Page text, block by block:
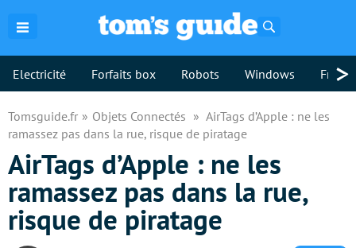
Electricité Forfaits box Robots Windows >
Tomsguide.fr Objets Connectés
AirTags d’Apple : ne les
ramassez pas dans la rue, risque de piratage
AirTags d’Apple : ne les
ramassez pas dans la rue,
risque de piratage